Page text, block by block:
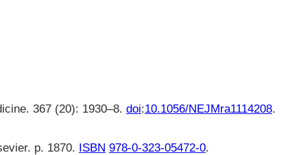
367 (20): 1930–8. doi:10.1056/NEJMra1114208.
p. 1870. ISBN 978-0-323-05472-0.